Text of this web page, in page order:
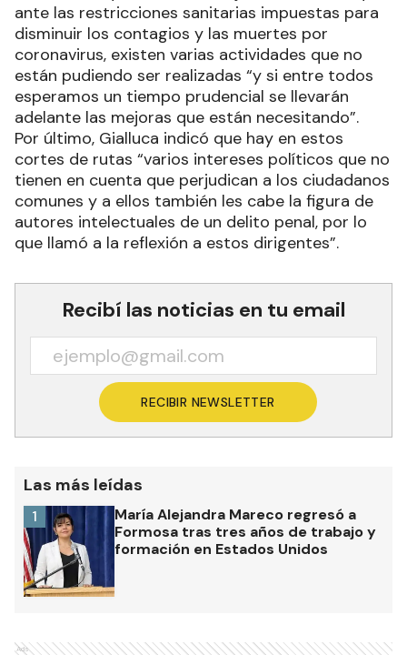
ante las restricciones sanitarias impuestas para
disminuir los contagios y las muertes por
coronavirus, existen varias actividades que no
están pudiendo ser realizadas “y si entre todos
esperamos un tiempo prudencial se llevarán
adelante las mejoras que están necesitando”.
Por último, Gialluca indicó que hay en estos
cortes de rutas “varios intereses políticos que no
tienen en cuenta que perjudican a los ciudadanos
comunes y a ellos también les cabe la figura de
autores intelectuales de un delito penal, por lo
que llamó a la reflexión a estos dirigentes”.
Recibí las noticias en tu email
RECIBIR NEWSLETTER
Las más leídas
María Alejandra Mareco regresó a
Formosa tras tres años de trabajo y
formación en Estados Unidos
1
Ads